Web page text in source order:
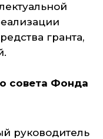
гранта,
совета Фонда
руководитель